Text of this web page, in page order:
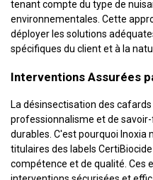
tenant compte du type de
environnementales. Cette
déployer les solutions
spécifiques du client et à la
Interventions Assurées
La désinsectisation des
professionnalisme et de
durables. C'est pourquoi Inoxia
titulaires des labels
compétence et de qualité. Ces